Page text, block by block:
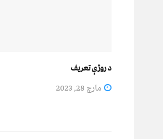
‌د روژې تعریف
مارچ 28, 2023